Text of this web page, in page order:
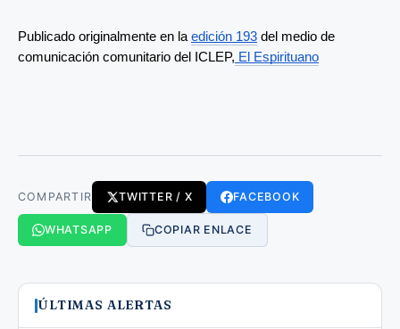
Publicado originalmente en la edición 193 del medio de
comunicación comunitario del ICLEP, El Espirituano
COMPARTIR TWITTER / X FACEBOOK
WHATSAPP COPIAR ENLACE
ÚLTIMAS ALERTAS